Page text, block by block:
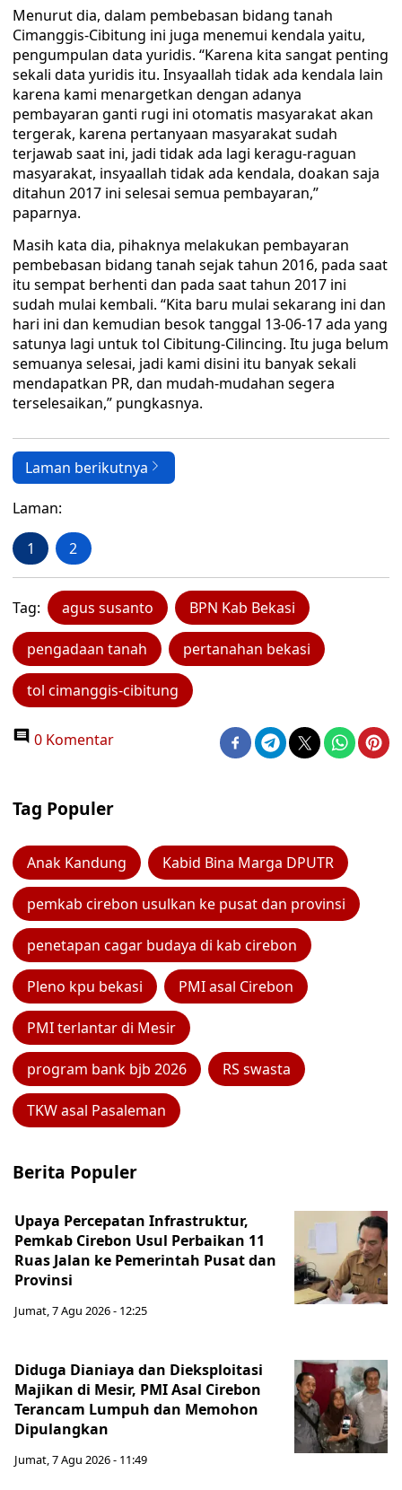
Menurut dia, dalam pembebasan bidang tanah
Cimanggis-Cibitung ini juga menemui kendala yaitu,
pengumpulan data yuridis. “Karena kita sangat penting
sekali data yuridis itu. Insyaallah tidak ada kendala lain
karena kami menargetkan dengan adanya
pembayaran ganti rugi ini otomatis masyarakat akan
tergerak, karena pertanyaan masyarakat sudah
terjawab saat ini, jadi tidak ada lagi keragu-raguan
masyarakat, insyaallah tidak ada kendala, doakan saja
ditahun 2017 ini selesai semua pembayaran,”
paparnya.
Masih kata dia, pihaknya melakukan pembayaran
pembebasan bidang tanah sejak tahun 2016, pada saat
itu sempat berhenti dan pada saat tahun 2017 ini
sudah mulai kembali. “Kita baru mulai sekarang ini dan
hari ini dan kemudian besok tanggal 13-06-17 ada yang
satunya lagi untuk tol Cibitung-Cilincing. Itu juga belum
semuanya selesai, jadi kami disini itu banyak sekali
mendapatkan PR, dan mudah-mudahan segera
terselesaikan,” pungkasnya.
Laman berikutnya
Laman:
1 2
Tag: agus susanto BPN Kab Bekasi
pengadaan tanah pertanahan bekasi
tol cimanggis-cibitung
0 Komentar
Tag Populer
Anak Kandung Kabid Bina Marga DPUTR
pemkab cirebon usulkan ke pusat dan provinsi
penetapan cagar budaya di kab cirebon
Pleno kpu bekasi PMI asal Cirebon
PMI terlantar di Mesir
program bank bjb 2026 RS swasta
TKW asal Pasaleman
Berita Populer
Upaya Percepatan Infrastruktur,
Pemkab Cirebon Usul Perbaikan 11
Ruas Jalan ke Pemerintah Pusat dan
Provinsi
Jumat, 7 Agu 2026 - 12:25
Diduga Dianiaya dan Dieksploitasi
Majikan di Mesir, PMI Asal Cirebon
Terancam Lumpuh dan Memohon
Dipulangkan
Jumat, 7 Agu 2026 - 11:49